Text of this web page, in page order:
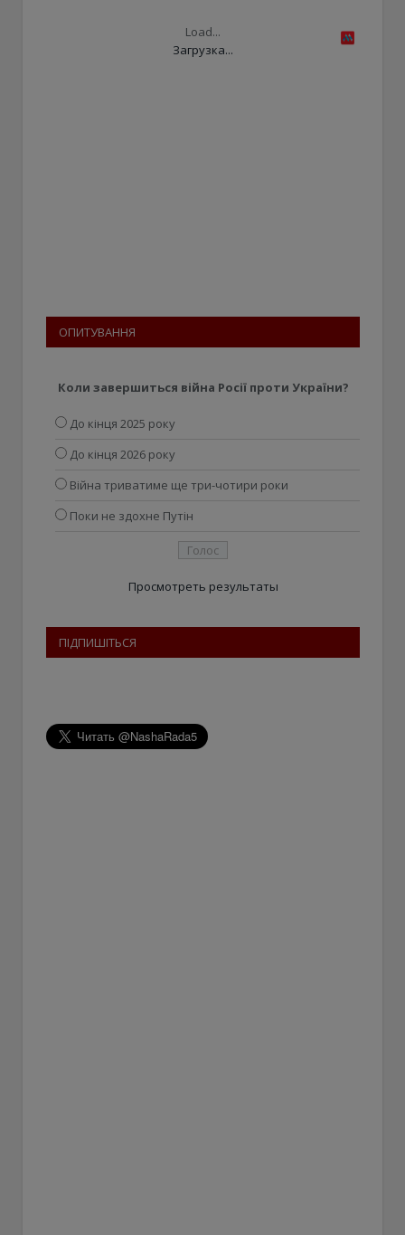
Load...
Загрузка...
ОПИТУВАННЯ
Коли завершиться війна Росії проти України?
До кінця 2025 року
До кінця 2026 року
Війна триватиме ще три-чотири роки
Поки не здохне Путін
Просмотреть результаты
ПІДПИШІТЬСЯ